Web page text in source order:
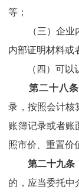
等；
（三）企
内部证明材料或
（四）可
第二十八条
录，按照会计核
账簿记录或者账
照市价、重置价
第二十九条
的，应当委托中